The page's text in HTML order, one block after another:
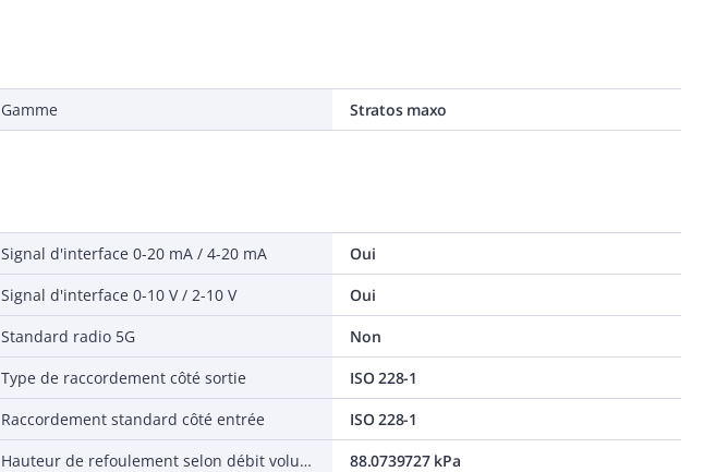
Gamme Stratos maxo
Signal d'interface 0-20 mA / 4-20 mA
Oui
Signal d'interface 0-10 V / 2-10 V
Oui
Standard radio 5G
Non
Type de raccordement côté sortie
ISO 228-1
Raccordement standard côté entrée
ISO 228-1
Hauteur de refoulement selon débit volumétrique (BEP)
88.0739727 kPa